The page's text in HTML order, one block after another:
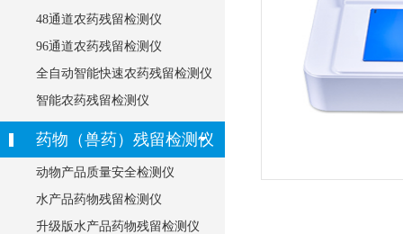
48通道农药残留检测仪
96通道农药残留检测仪
全自动智能快速农药残留检测仪
智能农药残留检测仪
药物（兽药）残留检测仪
动物产品质量安全检测仪
水产品药物残留检测仪
升级版水产品药物残留检测仪